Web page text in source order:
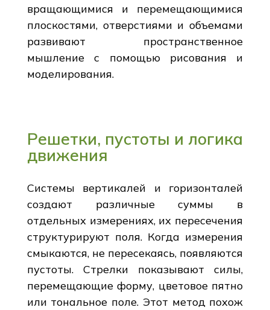
вращающимися и перемещающимися
плоскостями, отверстиями и объемами
развивают пространственное
мышление с помощью рисования и
моделирования.
Решетки, пустоты и логика
движения
Системы вертикалей и горизонталей
создают различные суммы в
отдельных измерениях, их пересечения
структурируют поля. Когда измерения
смыкаются, не пересекаясь, появляются
пустоты. Стрелки показывают силы,
перемещающие форму, цветовое пятно
или тональное поле. Этот метод похож